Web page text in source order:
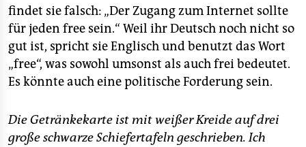
findet sie falsch: „Der Zugang zum Internet sollte
für jeden free sein.“ Weil ihr Deutsch noch nicht so
gut ist, spricht sie Englisch und benutzt das Wort
„free“, was sowohl umsonst als auch frei bedeutet.
Es könnte auch eine politische Forderung sein.
Die Getränkekarte ist mit weißer Kreide auf drei
große schwarze Schiefertafeln geschrieben. Ich